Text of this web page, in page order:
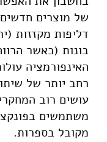
של מוצרים
דליפות מקזזות
בונות (כאשר
האינפורמציה
רחב יותר של
עושים רוב
משתמשים
מקובל בספרות.